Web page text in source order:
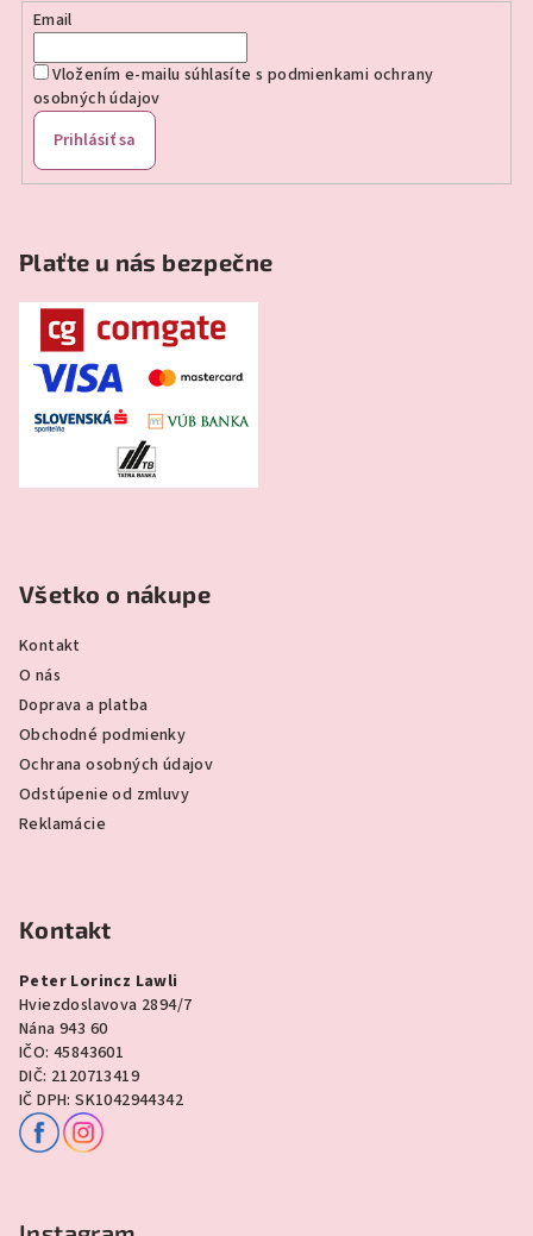
Email
Vložením e-mailu súhlasíte s podmienkami ochrany
osobných údajov
Prihlásiť sa
Plaťte u nás bezpečne
Všetko o nákupe
Kontakt
O nás
Doprava a platba
Obchodné podmienky
Ochrana osobných údajov
Odstúpenie od zmluvy
Reklamácie
Kontakt
Peter Lorincz Lawli
Hviezdoslavova 2894/7
Nána 943 60
IČO: 45843601
DIČ: 2120713419
IČ DPH: SK1042944342